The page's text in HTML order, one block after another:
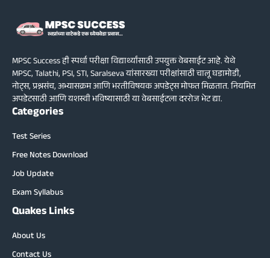
MPSC Success ही स्पर्धा परीक्षा विद्यार्थ्यांसाठी उपयुक्त वेबसाईट आहे. येथे
MPSC, Talathi, PSI, STI, Saralseva यांसारख्या परीक्षांसाठी चालू घडामोडी,
नोट्स, प्रश्नसंच, अभ्यासक्रम आणि भरतीविषयक अपडेट्स मोफत मिळतात. नियमित
अपडेटसाठी आणि यशस्वी भविष्यासाठी या वेबसाईटला दररोज भेट द्या.
Categories
Test Series
Free Notes Download
Job Update
Exam Syllabus
Quakes Links
About Us